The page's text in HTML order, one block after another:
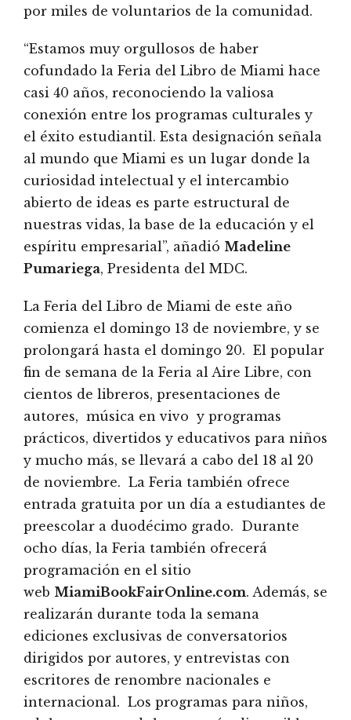
por miles de voluntarios de la comunidad.
“Estamos muy orgullosos de haber
cofundado la Feria del Libro de Miami hace
casi 40 años, reconociendo la valiosa
conexión entre los programas culturales y
el éxito estudiantil. Esta designación señala
al mundo que Miami es un lugar donde la
curiosidad intelectual y el intercambio
abierto de ideas es parte estructural de
nuestras vidas, la base de la educación y el
espíritu empresarial”, añadió Madeline
Pumariega, Presidenta del MDC.
La Feria del Libro de Miami de este año
comienza el domingo 13 de noviembre, y se
prolongará hasta el domingo 20. El popular
fin de semana de la Feria al Aire Libre, con
cientos de libreros, presentaciones de
autores, música en vivo y programas
prácticos, divertidos y educativos para niños
y mucho más, se llevará a cabo del 18 al 20
de noviembre. La Feria también ofrece
entrada gratuita por un día a estudiantes de
preescolar a duodécimo grado. Durante
ocho días, la Feria también ofrecerá
programación en el sitio
web MiamiBookFairOnline.com. Además, se
realizarán durante toda la semana
ediciones exclusivas de conversatorios
dirigidos por autores, y entrevistas con
escritores de renombre nacionales e
internacional. Los programas para niños,